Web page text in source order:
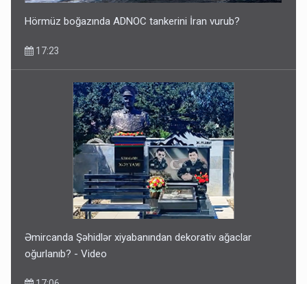
Hörmüz boğazında ADNOC tankerini İran vurub?
17:23
Əmircanda Şəhidlər xiyabanından dekorativ ağaclar
oğurlanıb? - Video